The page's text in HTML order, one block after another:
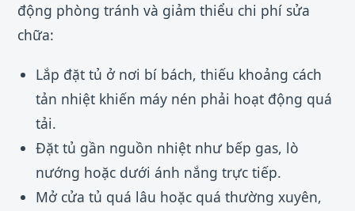
động phòng tránh và giảm thiểu chi phí sửa
chữa:
Lắp đặt tủ ở nơi bí bách, thiếu khoảng cách
tản nhiệt khiến máy nén phải hoạt động quá
tải.
Đặt tủ gần nguồn nhiệt như bếp gas, lò
nướng hoặc dưới ánh nắng trực tiếp.
Mở cửa tủ quá lâu hoặc quá thường xuyên,